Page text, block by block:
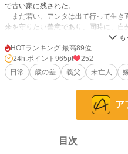
で古い家に残された。
「まだ若い、アンタは出て行って生
来を守りたい善意であり、同時に、
しかし彼女は去らない。義父を一人に
りを手放せない心が、彼女の足を止め
昼はいつも通り、義父と嫁として食卓
独が、二人の境界を静かに溶かしてい
ある夜を境に、彼女は“何事もない”顔
二人はやがて、外の世界から少しず
HOTランキング 最高89位
24h.ポイント 965pt
252
日常
歳の差 義父 未亡人
ア
目次